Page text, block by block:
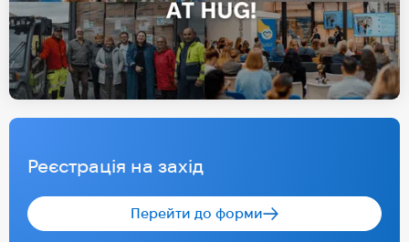
Реєстрація на захід
Перейти до форми